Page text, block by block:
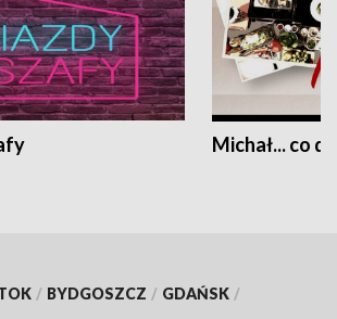
Michał... co
/ BYDGOSZCZ / GDAŃSK /